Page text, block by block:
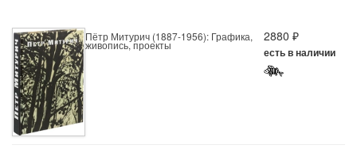
Пётр Митурич (1887-1956): Графика,
живопись, проекты
2880 ₽
есть в наличии